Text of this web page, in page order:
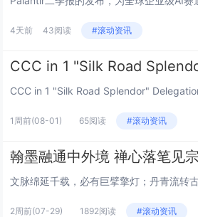
4天前 43阅读 #滚动资讯
CCC in 1 "Silk Road Splendor"
1周前(08-01) 65阅读 #滚动资讯
2周前(07-29) 1892阅读 #滚动资讯